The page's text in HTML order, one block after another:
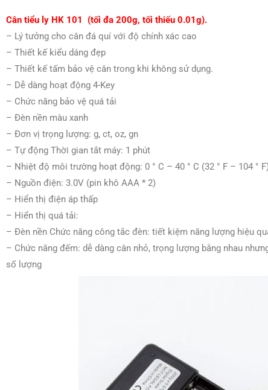
Cân tiểu ly HK 101
(tối đa 200g, tối thiếu 0.01g).
– Lý tưởng cho cân đá quí với độ chính xác cao
– Thiết kế kiểu dáng đẹp
– Thiết kế tấm bảo vệ cân trong khi không sử dụng.
– Dễ dàng hoạt động 4-Key
– Chức năng bảo vệ quá tải
– Đèn nền màu xanh
– Đơn vị trọng lượng: g, ct, oz, gn
– Tự động Thời gian tắt máy: 1 phút
– Nhiệt độ môi trường hoạt động: 0 ° C – 40 ° C (32 ° F – 104 ° F)
– Nguồn điện: 3.0V (pin khô AAA * 2)
– Hiển thị điện áp thấp
– Hiển thị quá tải:
– Đèn nền Chức năng công tắc đèn: tiết kiệm năng lượng hiệu
– Chức năng đếm: dễ dàng cân nhỏ, trọng lượng bằng nhau
số lượng